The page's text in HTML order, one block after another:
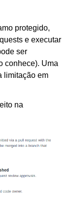
protegido,
e executar
ser
conhece). Uma
limitação em
na